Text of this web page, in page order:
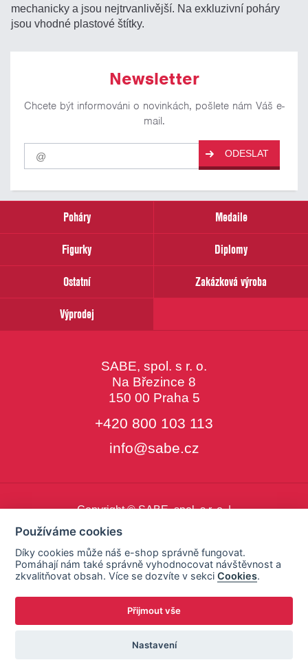
mechanicky a jsou nejtrvanlivější. Na exkluzivní poháry
jsou vhodné plastové štítky.
Newsletter
Chcete být informováni o novinkách, pošlete nám Váš e-
mail.
Pro
odběr
našich
email
ODESLAT
Poháry
Medaile
Figurky
Diplomy
Ostatní
Zakázková výroba
Výprodej
SABE, spol. s r. o.
Na Březince 8
150 00 Praha 5
+420 800 103 113
info@sabe.cz
Copyright © SABE, spol. s r. o. |
Používáme cookies
Díky cookies může náš e-shop správně fungovat.
Pomáhají nám také správně vyhodnocovat návštěvnost a
zkvalitňovat obsah. Více se dozvíte v sekciCookies.
Přijmout vše
Nastavení